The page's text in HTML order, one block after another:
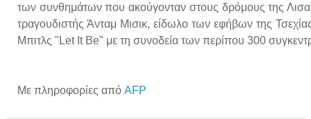
των συνθημάτων που ακούγονταν στους δρόμους της
τραγουδιστής Άνταμ Μισικ, είδωλο των εφήβων της
Μπιτλς "Let It Be" με τη συνοδεία των περίπου 300
Με πληροφορίες από AFP